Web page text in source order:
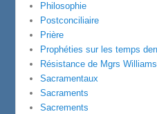
Philosophie
Postconciliaire
Prière
Prophéties sur les temps
Résistance de Mgrs
Sacramentaux
Sacraments
Sacrements